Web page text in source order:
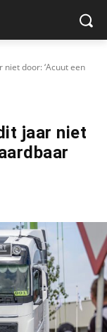
door: ‘Acuut een
jaar niet